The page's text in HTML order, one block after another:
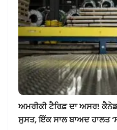
ਅਮਰੀਕੀ ਟੈਰਿਫ਼ ਦਾ ਅਸਰ!
ਸੁਸਤ, ਇੱਕ ਸਾਲ ਬਾਅਦ ਹਾਲਤ